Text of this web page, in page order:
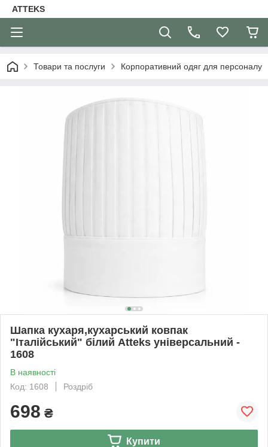
ATTEKS
Товари та послуги Корпоративний одяг для персоналу
Шапка кухаря,кухарський ковпак
"Італійський" білий Atteks універсальний -
1608
В наявності
Код: 1608
Роздріб
698 ₴
Купити